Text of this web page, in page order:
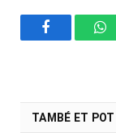
Facebook
TAMBÉ ET